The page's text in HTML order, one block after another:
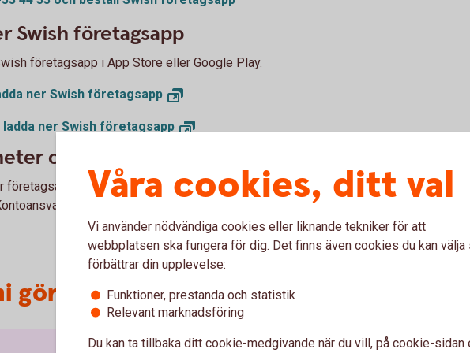
Swish företagsapp
företagsapp i App Store eller Google Play.
ner Swish företagsapp
ner Swish företagsapp
och roller
företagsappen så blir någon hos er tilldelad behörigheten “Swish
för att få tillgång till appen.
göra med Swish företagsapp
Våra cookies, ditt val
Vi använder nödvändiga cookies eller liknande tekniker för att
webbplatsen ska fungera för dig. Det finns även cookies du kan välja
förbättrar din upplevelse:
Funktioner, prestanda och statistik
Relevant marknadsföring
Du kan ta tillbaka ditt cookie-medgivande när du vill, på cookie-sidan